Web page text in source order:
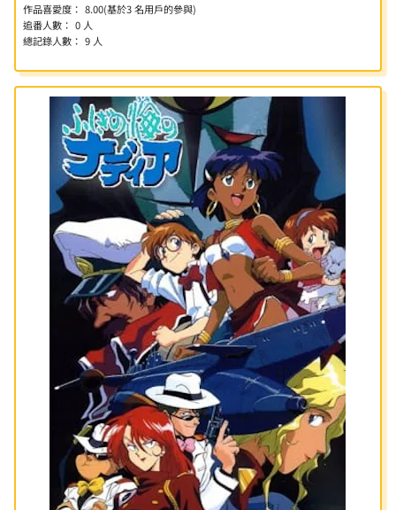
作品喜愛度： 8.00(基於3名用戶的參與)
追番人數： 0 人
總記錄人數： 9 人